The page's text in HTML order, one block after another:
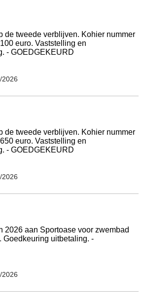
de tweede verblijven. Kohier nummer
euro. Vaststelling en
- GOEDGEKEURD
2026
de tweede verblijven. Kohier nummer
euro. Vaststelling en
- GOEDGEKEURD
2026
2026 aan Sportoase voor zwembad
Goedkeuring uitbetaling. -
2026